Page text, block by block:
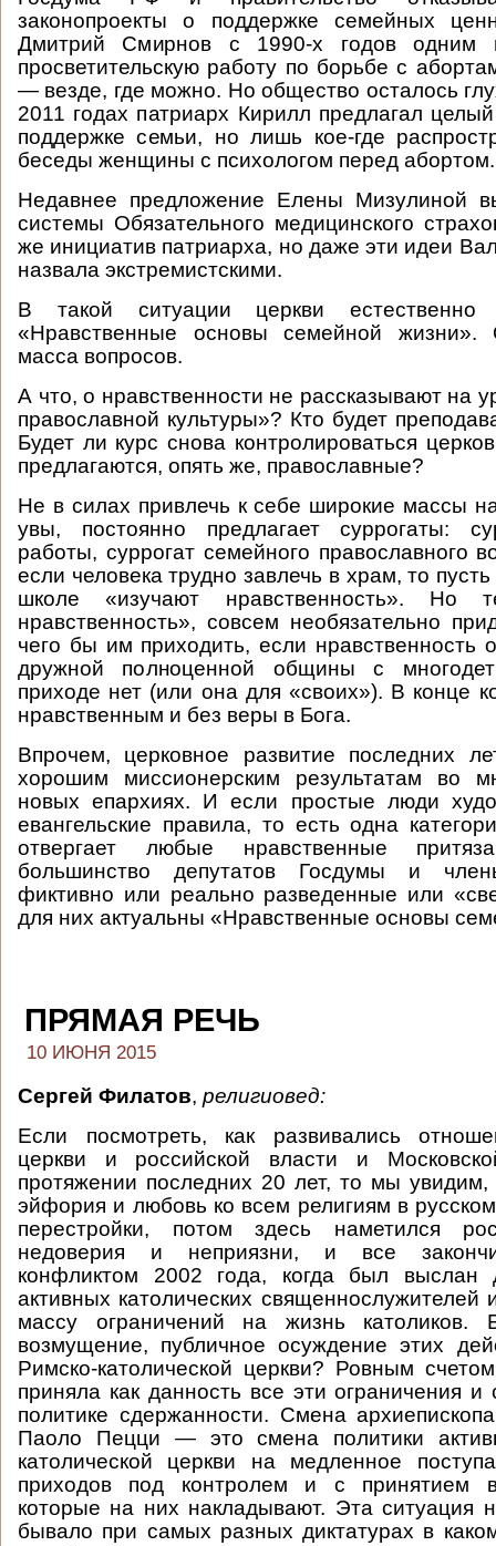
законопроекты о поддержке семейных
Дмитрий Смирнов с 1990-х годов одним
просветительскую работу по борьбе с
— везде, где можно. Но общество осталось
2011 годах патриарх Кирилл предлагал
поддержке семьи, но лишь кое-где
беседы женщины с психологом перед абортом.
Недавнее предложение Елены Мизулиной
системы Обязательного медицинского
же инициатив патриарха, но даже эти идеи
назвала экстремистскими.
В такой ситуации церкви естественно
«Нравственные основы семейной жизни».
масса вопросов.
А что, о нравственности не рассказывают на
православной культуры»? Кто будет
Будет ли курс снова контролироваться
предлагаются, опять же, православные?
Не в силах привлечь к себе широкие массы
увы, постоянно предлагает суррогаты:
работы, суррогат семейного православного
если человека трудно завлечь в храм, то
школе «изучают нравственность». Но
нравственность», совсем необязательно
чего бы им приходить, если нравственность
дружной полноценной общины с
приходе нет (или она для «своих»). В конце
нравственным и без веры в Бога.
Впрочем, церковное развитие последних
хорошим миссионерским результатам во
новых епархиях. И если простые люди
евангельские правила, то есть одна
отвергает любые нравственные
большинство депутатов Госдумы и
фиктивно или реально разведенные или
для них актуальны «Нравственные основы
ПРЯМАЯ РЕЧЬ
10 ИЮНЯ 2015
Сергей Филатов, религиовед:
Если посмотреть, как развивались
церкви и российской власти и
протяжении последних 20 лет, то мы
эйфория и любовь ко всем религиям в
перестройки, потом здесь наметился
недоверия и неприязни, и все
конфликтом 2002 года, когда был выслан
активных католических священнослужителей
массу ограничений на жизнь католиков.
возмущение, публичное осуждение этих
Римско-католической церкви? Ровным
приняла как данность все эти ограничения и
политике сдержанности. Смена
Паоло Пецци — это смена политики
католической церкви на медленное
приходов под контролем и с принятием
которые на них накладывают. Эта ситуация
бывало при самых разных диктатурах в